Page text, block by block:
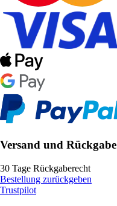
Versand und Rückgabe
30 Tage Rückgaberecht
Bestellung zurückgeben
Trustpilot